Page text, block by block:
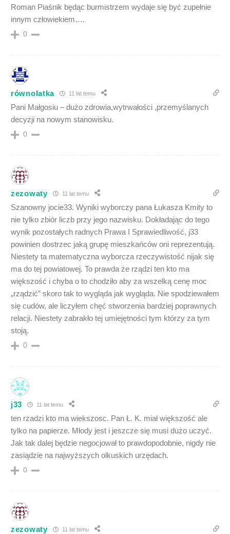
Roman Piaśnik będąc burmistrzem wydaje się być zupełnie
innym człowiekiem….
0
równolatka 11 lat temu
Pani Małgosiu – dużo zdrowia,wytrwałości ,przemyślanych
decyzji na nowym stanowisku.
0
zezowaty 11 lat temu
Szanowny jocie33. Wyniki wyborczy pana Łukasza Kmity to
nie tylko zbiór liczb przy jego nazwisku. Dokładając do tego
wynik pozostałych radnych Prawa I Sprawiedliwość, j33
powinien dostrzec jaką grupę mieszkańców oni reprezentują.
Niestety ta matematyczna wyborcza rzeczywistość nijak się
ma do tej powiatowej. To prawda że rządzi ten kto ma
większość i chyba o to chodziło aby za wszelką cenę moc
„rządzić” skoro tak to wygląda jak wygląda. Nie spodziewałem
się cudów, ale liczyłem chęć stworzenia bardziej poprawnych
relacji. Niestety zabrakło tej umiejętności tym którzy za tym
stoją.
0
j33 11 lat temu
ten rzadzi kto ma wiekszosc. Pan Ł. K. miał większość ale
tylko na papierze. Młody jest i jeszcze się musi dużo uczyć.
Jak tak dalej będzie negocjował to prawdopodobnie, nigdy nie
zasiądzie na najwyższych olkuskich urzędach.
0
zezowaty 11 lat temu